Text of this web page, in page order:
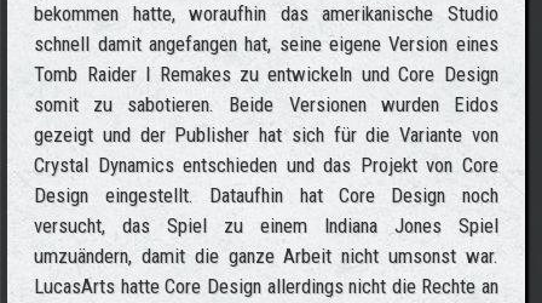
bekommen hatte, woraufhin das amerikanische Studio
schnell damit angefangen hat, seine eigene Version eines
Tomb Raider I Remakes zu entwickeln und Core Design
somit zu sabotieren. Beide Versionen wurden Eidos
gezeigt und der Publisher hat sich für die Variante von
Crystal Dynamics entschieden und das Projekt von Core
Design eingestellt. Dataufhin hat Core Design noch
versucht, das Spiel zu einem Indiana Jones Spiel
umzuändern, damit die ganze Arbeit nicht umsonst war.
LucasArts hatte Core Design allerdings nicht die Rechte an